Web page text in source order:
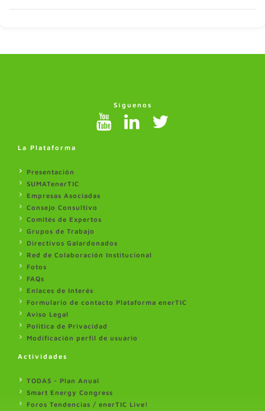
Síguenos
La Plataforma
Presentación
SUMATenerTIC
Empresas Asociadas
Consejo Consultivo
Comités de Expertos
Grupos de Trabajo
Directivos Galardonados
Red de Colaboración Institucional
Fotos
FAQs
Enlaces de Interés
Formulario de contacto Plataforma enerTIC
Aviso Legal
Politica de Privacidad
Modificación perfil de usuario
Actividades
TODAS - Plan Anual
Smart Energy Congress
Foros Tendencias / enerTIC Live!